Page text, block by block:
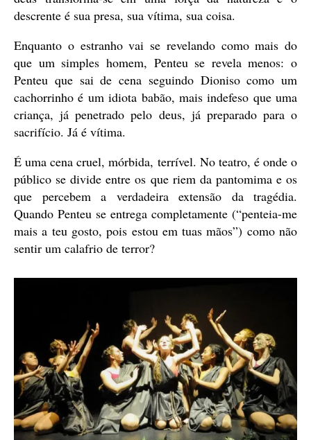
descrente é sua presa, sua vítima, sua coisa.
Enquanto o estranho vai se revelando como mais do
que um simples homem, Penteu se revela menos: o
Penteu que sai de cena seguindo Dioniso como um
cachorrinho é um idiota babão, mais indefeso que uma
criança, já penetrado pelo deus, já preparado para o
sacrifício. Já é vítima.
É uma cena cruel, mórbida, terrível. No teatro, é onde o
público se divide entre os que riem da pantomima e os
que percebem a verdadeira extensão da tragédia.
Quando Penteu se entrega completamente (“penteia-me
mais a teu gosto, pois estou em tuas mãos”) como não
sentir um calafrio de terror?